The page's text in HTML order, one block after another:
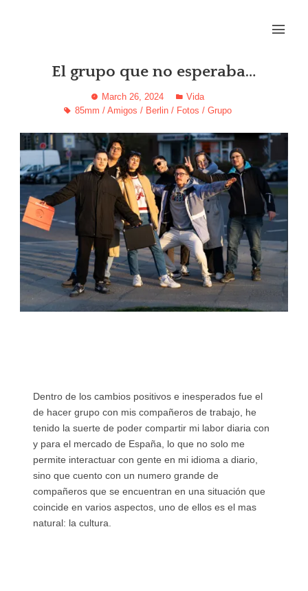
El grupo que no esperaba…
March 26, 2024
Vida
85mm /Amigos / Berlin / Fotos /Grupo
Dentro de los cambios positivos e inesperados fue el
de hacer grupo con mis compañeros de trabajo, he
tenido la suerte de poder compartir mi labor diaria con
y para el mercado de España, lo que no solo me
permite interactuar con gente en mi idioma a diario,
sino que cuento con un numero grande de
compañeros que se encuentran en una situación que
coincide en varios aspectos, uno de ellos es el mas
natural: la cultura.